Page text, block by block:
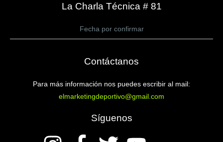
La Charla Técnica # 81
Fecha por confirmar
Contáctanos
Para más información nos puedes escribir al mail:
elmarketingdeportivo@gmail.com
Síguenos